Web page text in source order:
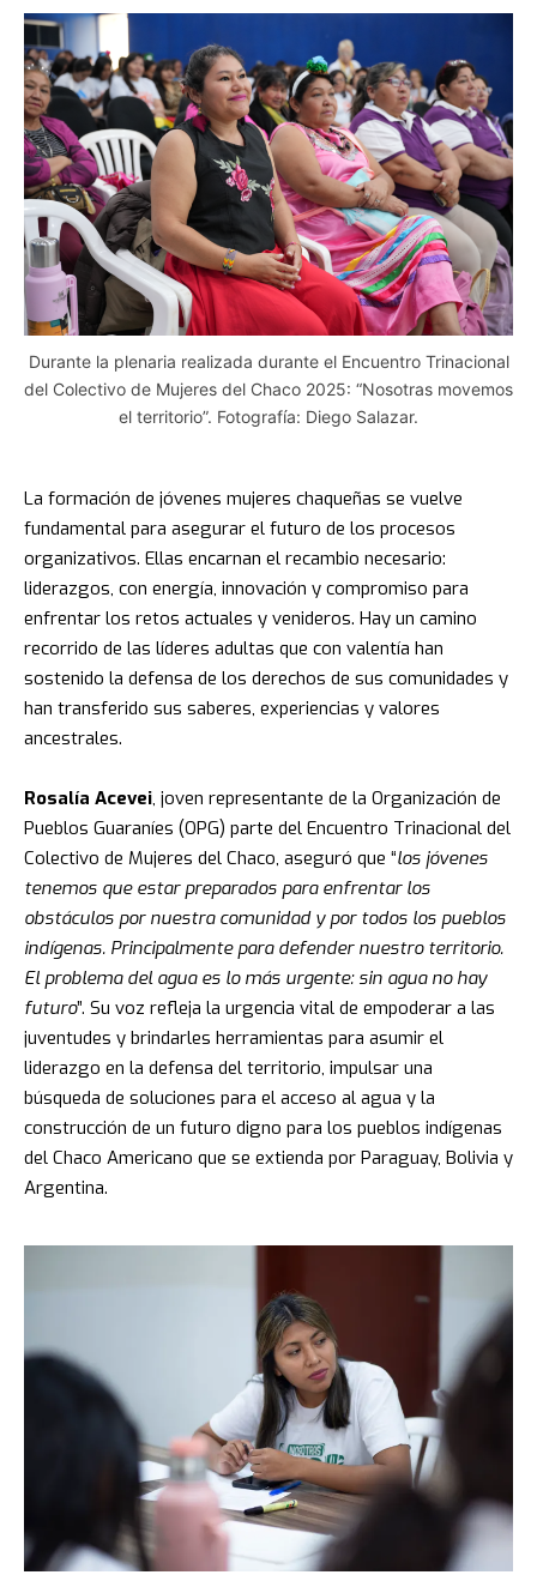
Durante la plenaria realizada durante el Encuentro Trinacional
del Colectivo de Mujeres del Chaco 2025: “Nosotras movemos
el territorio”. Fotografía: Diego Salazar.
La formación de jóvenes mujeres chaqueñas se vuelve
fundamental para asegurar el futuro de los procesos
organizativos. Ellas encarnan el recambio necesario:
liderazgos, con energía, innovación y compromiso para
enfrentar los retos actuales y venideros. Hay un camino
recorrido de las líderes adultas que con valentía han
sostenido la defensa de los derechos de sus comunidades y
han transferido sus saberes, experiencias y valores
ancestrales.
Rosalía Acevei, joven representante de la Organización de
Pueblos Guaraníes (OPG) parte del Encuentro Trinacional del
Colectivo de Mujeres del Chaco, aseguró que “los jóvenes
tenemos que estar preparados para enfrentar los
obstáculos por nuestra comunidad y por todos los pueblos
indígenas. Principalmente para defender nuestro territorio.
El problema del agua es lo más urgente: sin agua no hay
futuro”. Su voz refleja la urgencia vital de empoderar a las
juventudes y brindarles herramientas para asumir el
liderazgo en la defensa del territorio, impulsar una
búsqueda de soluciones para el acceso al agua y la
construcción de un futuro digno para los pueblos indígenas
del Chaco Americano que se extienda por Paraguay, Bolivia y
Argentina.